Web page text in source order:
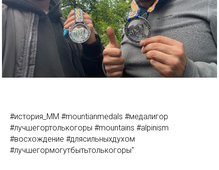
#история_MM #mountianmedals #медалигор
#лучшегортолькогоры #mountains #alpinism
#восхождение #длясильныхдухом
#лучшегормогутбытьтолькогоры"